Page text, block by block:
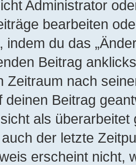
Administrator
bearbeiten
indem du das
Beitrag
Zeitraum nach
deinen Beitrag
als
der letzte
erscheint nicht,